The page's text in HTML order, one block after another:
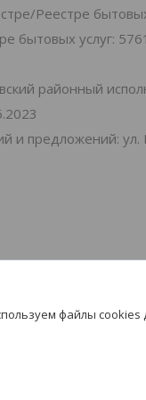
Реестре
бытовых услуг:
районный
и предложений: ул.
файлы cookies